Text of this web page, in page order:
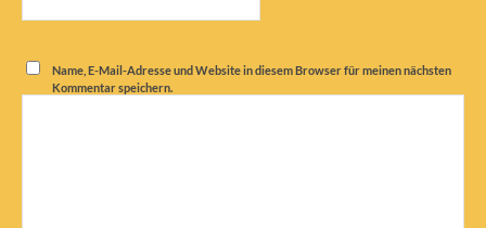
Name, E-Mail-Adresse und Website in diesem Browser für meinen nächsten
Kommentar speichern.